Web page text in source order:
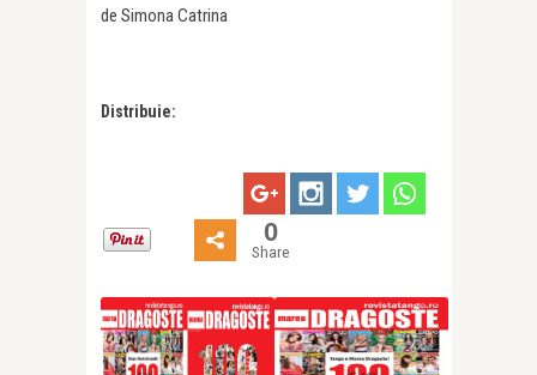
de Simona Catrina
Distribuie:
0
Share